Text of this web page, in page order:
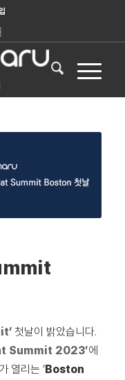
첫날이 밝았습니다.
Summit 2023′에
열리는 ‘Boston